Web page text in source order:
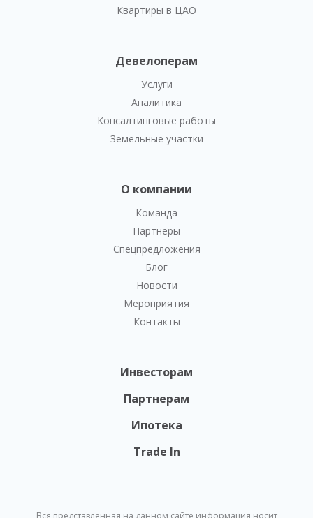
Квартиры в ЦАО
Девелоперам
Услуги
Аналитика
Консалтинговые работы
Земельные участки
О компании
Команда
Партнеры
Спецпредложения
Блог
Новости
Мероприятия
Контакты
Инвесторам
Партнерам
Ипотека
Trade In
Вся представленная на данном сайте информация носит